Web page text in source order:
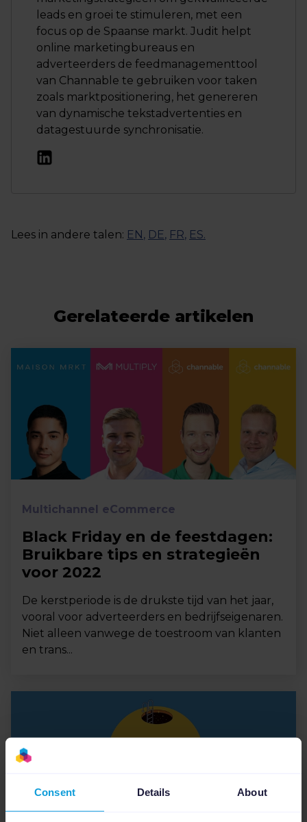
Consent Details About
leads en groei te stimuleren, met een
focus op de Spaanse markt. Judit helpt
online marketingbureaus en
adverteerders de feedmanagementtool
van Channable te gebruiken voor taken
zoals marktpositionering, het genereren
van dynamische tekstadvertenties en
datagestuurde synchronisatie.
Lees in andere talen: EN, DE, FR, ES.
Gerelateerde artikelen
Multichannel eCommerce
Black Friday en de feestdagen:
Bruikbare tips en strategieën
voor 2022
De kerstperiode is de drukste tijd van het jaar,
vooral voor adverteerders en bedrijfseigenaren.
Niet alleen vanwege de toestroom van klanten
en trans...